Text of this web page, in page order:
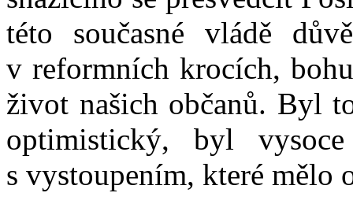
této současné vládě
v reformních krocích,
život našich občanů. Byl
optimistický, byl
s vystoupením, které mělo